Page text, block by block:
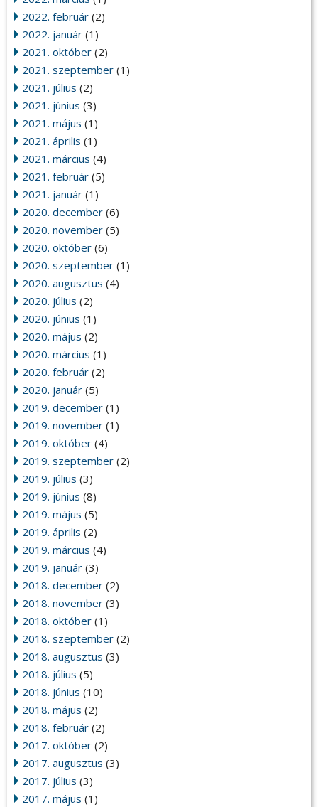
2022. február (2)
2022. január (1)
2021. október (2)
2021. szeptember (1)
2021. július (2)
2021. június (3)
2021. május (1)
2021. április (1)
2021. március (4)
2021. február (5)
2021. január (1)
2020. december (6)
2020. november (5)
2020. október (6)
2020. szeptember (1)
2020. augusztus (4)
2020. július (2)
2020. június (1)
2020. május (2)
2020. március (1)
2020. február (2)
2020. január (5)
2019. december (1)
2019. november (1)
2019. október (4)
2019. szeptember (2)
2019. július (3)
2019. június (8)
2019. május (5)
2019. április (2)
2019. március (4)
2019. január (3)
2018. december (2)
2018. november (3)
2018. október (1)
2018. szeptember (2)
2018. augusztus (3)
2018. július (5)
2018. június (10)
2018. május (2)
2018. február (2)
2017. október (2)
2017. augusztus (3)
2017. július (3)
2017. május (1)